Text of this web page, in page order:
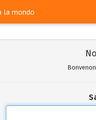
la mondo